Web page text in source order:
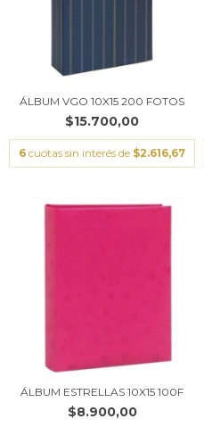
ÁLBUM VGO 10X15 200 FOTOS
$15.700,00
6 cuotas sin interés de $2.616,67
ÁLBUM ESTRELLAS 10X15 100F
$8.900,00